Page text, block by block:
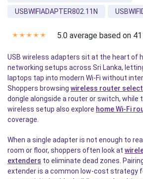
USBWIFIADAPTER802.11N
✭ ✭ ✭ ✭ ✭ 5.0 average based on
USB wireless adapters sit at the heart of
networking setups across Sri Lanka,
laptops tap into modern Wi-Fi without
Shoppers browsing wireless router
dongle alongside a router or switch, while
wireless setup also explore home Wi-Fi
coverage.
When a single adapter is not enough to
room or floor, shoppers often look at
extenders to eliminate dead zones.
extender is a common low-cost strategy